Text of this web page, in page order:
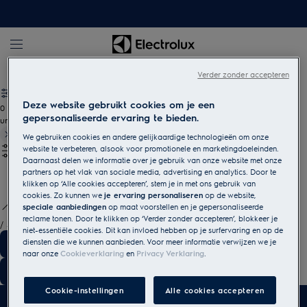
0
undefined
/ 3
Deze website gebruikt cookies om je een
gepersonaliseerde ervaring te bieden.
We gebruiken cookies en andere gelijkaardige technologieën om onze
website te verbeteren, alsook voor promotionele en marketingdoeleinden.
Daarnaast delen we informatie over je gebruik van onze website met onze
partners op het vlak van sociale media, advertising en analytics. Door te
klikken op ‘Alle cookies accepteren’, stem je in met ons gebruik van
cookies. Zo kunnen weje ervaring personaliseren op de website,
speciale aanbiedingen op maat voorstellen en je gepersonaliseerde
reclame tonen. Door te klikken op ‘Verder zonder accepteren’, blokkeer je
niet-essentiële cookies. Dit kan invloed hebben op je surfervaring en op de
diensten die we kunnen aanbieden. Voor meer informatie verwijzen we je
naar onzeCookieverklaring en Privacy Verklaring.
Cookie-instellingen Alle cookies accepteren
Verder zonder accepteren